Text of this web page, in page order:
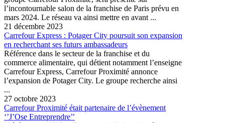
l’incontournable salon de la franchise de Paris prévu en
mars 2024. Le réseau va ainsi mettre en avant ...
21 décembre 2023
Carrefour Express : Potager City poursuit son expansion
en recherchant ses futurs ambassadeurs
Référence dans le secteur de la franchise et du
commerce alimentaire, qui détient notamment l’enseigne
Carrefour Express, Carrefour Proximité annonce
l’expansion de Potager City. Le groupe recherche ainsi
...
27 octobre 2023
Carrefour Proximité était partenaire de l’évènement
‘’J’Ose Entreprendre’’